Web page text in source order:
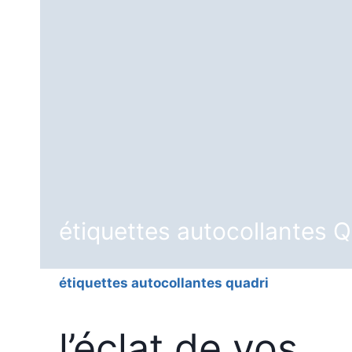
étiquettes autocollantes
étiquettes autocollantes quadri